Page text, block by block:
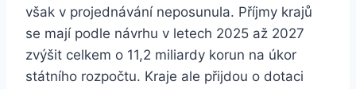
však v projednávání neposunula. Příjmy krajů
se mají podle návrhu v letech 2025 až 2027
zvýšit celkem o 11,2 miliardy korun na úkor
státního rozpočtu. Kraje ale přijdou o dotaci